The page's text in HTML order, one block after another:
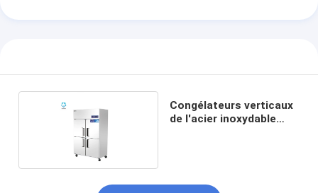
Congélateurs verticaux
de l'acier inoxydable